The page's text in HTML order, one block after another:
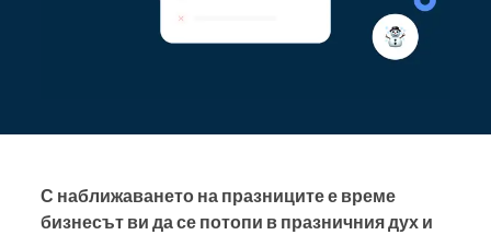
С наближаването на празниците е време
бизнесът ви да се потопи в празничния дух и